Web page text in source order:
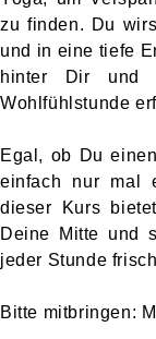
zu finden. Du
und in eine tiefe
hinter Dir und
Wohlfühlstunde
Egal, ob Du
einfach nur mal
dieser Kurs
Deine Mitte und
jeder Stunde
Bitte mitbringen: